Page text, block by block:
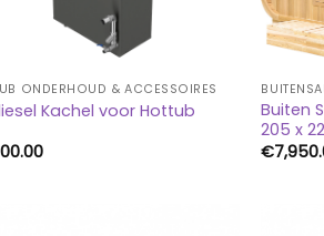
ONDERHOUD & ACCESSOIRES
Kachel voor Hottub
Buiten
205 x
€